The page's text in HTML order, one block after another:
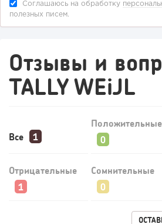
Конференции августа 2026:
для бизнеса,...
Соглашаюсь на обработку
полезных писем.
Отзывы и
TALLY WEiJL
Все
Положительные
Отрицательные Сомнительные